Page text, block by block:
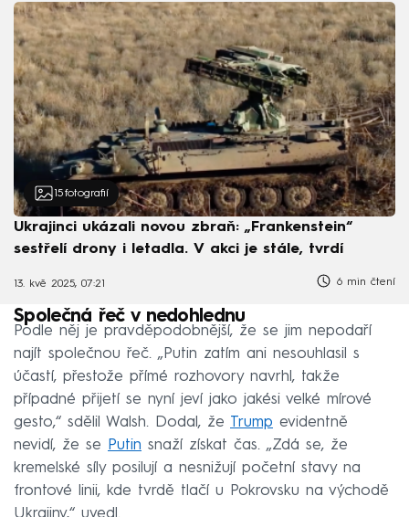
15 fotografií
Ukrajinci ukázali novou zbraň: „Frankenstein“
sestřelí drony i letadla. V akci je stále, tvrdí
13. kvě 2025, 07:21 6 min čtení
Společná řeč v nedohlednu
Podle něj je pravděpodobnější, že se jim nepodaří
najít společnou řeč. „Putin zatím ani nesouhlasil s
účastí, přestože přímé rozhovory navrhl, takže
případné přijetí se nyní jeví jako jakési velké mírové
gesto,“ sdělil Walsh. Dodal, že Trump evidentně
nevidí, že se
Putin snaží získat čas. „Zdá se, že
kremelské síly posilují a nesnižují početní stavy na
frontové linii, kde tvrdě tlačí u Pokrovsku na východě
Ukrajiny,“ uvedl.